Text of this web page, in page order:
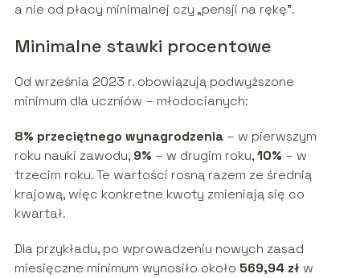
a nie od płacy minimalnej czy „pensji na rękę”.
Minimalne stawki procentowe
Od września 2023 r. obowiązują podwyższone
minimum dla uczniów – młodocianych:
8% przeciętnego wynagrodzenia– w pierwszym
roku nauki zawodu, 9% – w drugim roku,10% – w
trzecim roku. Te wartości rosną razem ze średnią
krajową, więc konkretne kwoty zmieniają się co
kwartał.
Dla przykładu, po wprowadzeniu nowych zasad
miesięczne minimum wynosiło około 569,94 złw